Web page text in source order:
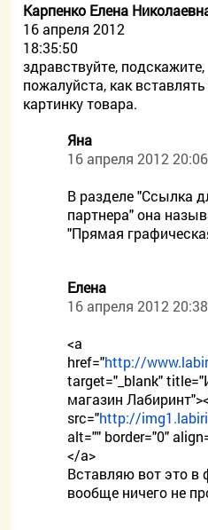
Карпенко Елена
16 апреля 2012
18:35:50
здравствуйте, подскажите,
пожалуйста, как
картинку товара.
Яна
16 апреля 2012
В разделе "Ссылка
партнера" она
"Прямая
Елена
16 апреля 2012
<a
href="http://
target="_blank"
магазин
src="http://
alt="" border="0"
</a>
Вставляю вот это в
вообще ничего не